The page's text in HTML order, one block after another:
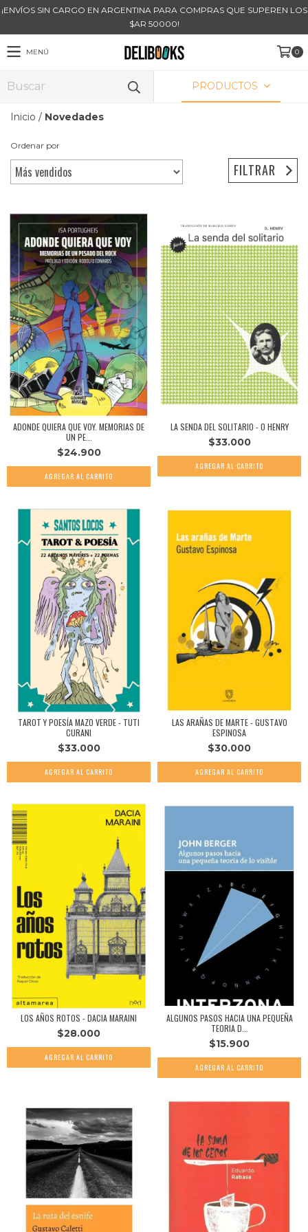
¡ENVÍOS SIN CARGO EN ARGENTINA PARA COMPRAS QUE SUPEREN LOS
$AR 50000!
MENÚ 0
PRODUCTOS
Inicio / Novedades
Ordenar por
FILTRAR
ADONDE QUIERA QUE VOY. MEMORIAS DE
UN PE...
$24.900
LA SENDA DEL SOLITARIO - O HENRY
$33.000
TAROT Y POESÍA MAZO VERDE - TUTI
CURANI
$33.000
LAS ARAÑAS DE MARTE - GUSTAVO
ESPINOSA
$30.000
LOS AÑOS ROTOS - DACIA MARAINI
$28.000
ALGUNOS PASOS HACIA UNA PEQUEÑA
TEORIA D...
$15.900